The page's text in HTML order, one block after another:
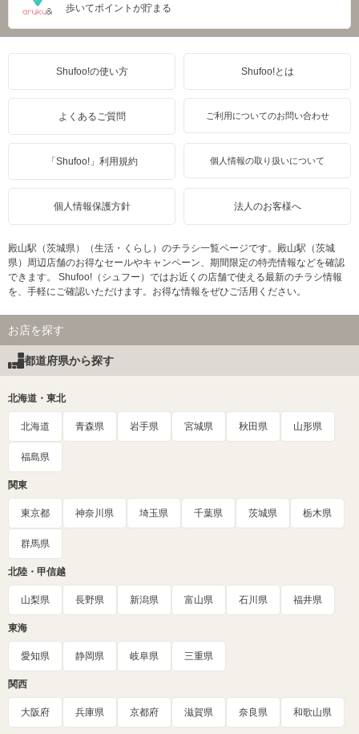
歩いてポイントが貯まる
Shufoo!の使い方 Shufoo!とは
よくあるご質問 ご利用についてのお問い合わせ
「Shufoo!」利用規約 個人情報の取り扱いについて
個人情報保護方針 法人のお客様へ
殿山駅（茨城県）（生活・くらし）のチラシ一覧ページです。殿山駅（茨城
県）周辺店舗のお得なセールやキャンペーン、期間限定の特売情報などを確認
できます。 Shufoo!（シュフー）ではお近くの店舗で使える最新のチラシ情報
を、手軽にご確認いただけます。お得な情報をぜひご活用ください。
お店を探す
都道府県から探す
北海道・東北
北海道 青森県 岩手県 宮城県 秋田県 山形県
福島県
関東
東京都 神奈川県 埼玉県 千葉県 茨城県 栃木県
群馬県
北陸・甲信越
山梨県 長野県 新潟県 富山県 石川県 福井県
東海
愛知県 静岡県 岐阜県 三重県
関西
大阪府 兵庫県 京都府 滋賀県 奈良県 和歌山県